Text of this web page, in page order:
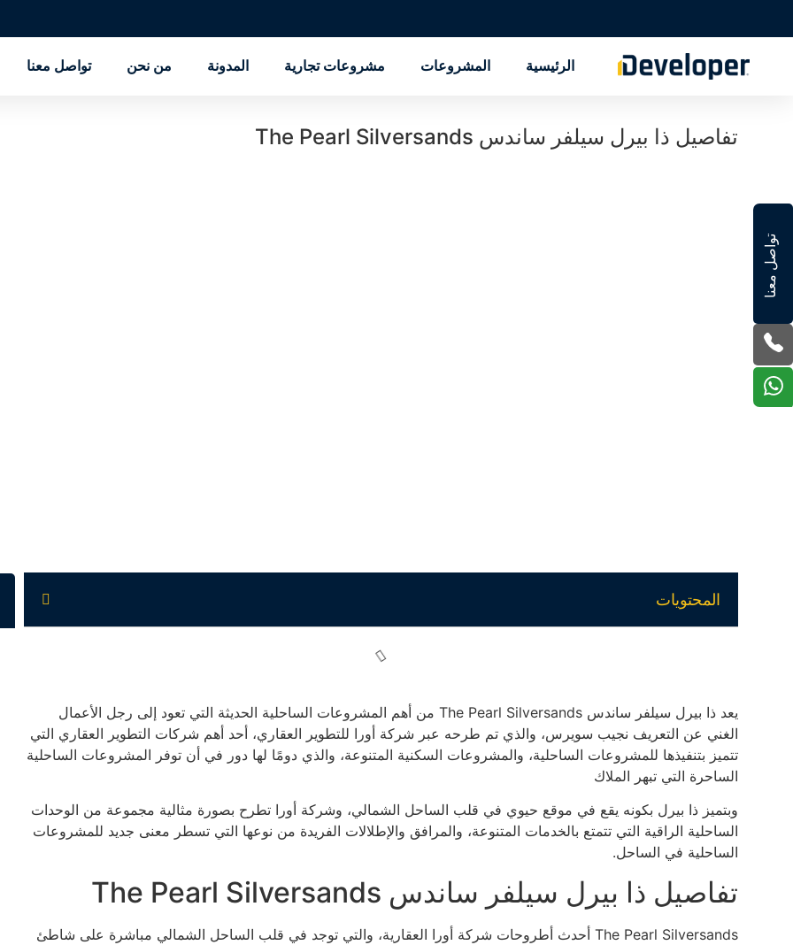
الرئيسية المشروعات مشروعات تجارية المدونة من نحن تواصل معنا
تفاصيل ذا بيرل سيلفر ساندس The Pearl Silversands
تواصل معنا
المحتويات
يعد ذا بيرل سيلفر ساندس The Pearl Silversands من أهم المشروعات الساحلية الحديثة التي تعود إلى رجل الأعمال
الغني عن التعريف نجيب سويرس، والذي تم طرحه عبر شركة أورا للتطوير العقاري، أحد أهم شركات التطوير العقاري التي
تتميز بتنفيذها للمشروعات الساحلية، والمشروعات السكنية المتنوعة، والذي دومًا لها دور في أن توفر المشروعات الساحلية
الساحرة التي تبهر الملاك
وبتميز ذا بيرل بكونه يقع في موقع حيوي في قلب الساحل الشمالي، وشركة أورا تطرح بصورة مثالية مجموعة من الوحدات
الساحلية الراقية التي تتمتع بالخدمات المتنوعة، والمرافق والإطلالات الفريدة من نوعها التي تسطر معنى جديد للمشروعات
الساحلية في الساحل.
تفاصيل ذا بيرل سيلفر ساندس The Pearl Silversands
The Pearl Silversands أحدث أطروحات شركة أورا العقارية، والتي توجد في قلب الساحل الشمالي مباشرة على شاطئ